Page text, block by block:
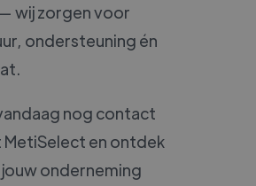
wij zorgen voor
ondersteuning én
nog contact
MetiSelect en ontdek
jouw onderneming